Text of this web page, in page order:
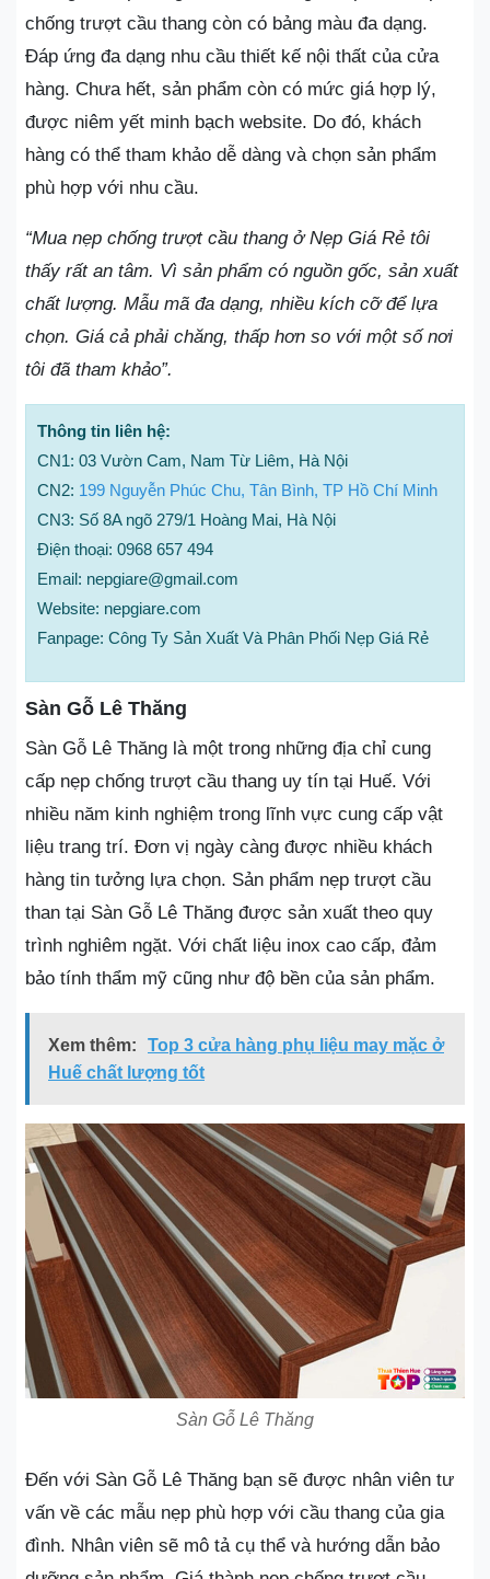
chống trượt cầu thang còn có bảng màu đa dạng.
Đáp ứng đa dạng nhu cầu thiết kế nội thất của cửa
hàng. Chưa hết, sản phẩm còn có mức giá hợp lý,
được niêm yết minh bạch website. Do đó, khách
hàng có thể tham khảo dễ dàng và chọn sản phẩm
phù hợp với nhu cầu.
“Mua nẹp chống trượt cầu thang ở Nẹp Giá Rẻ tôi
thấy rất an tâm. Vì sản phẩm có nguồn gốc, sản xuất
chất lượng. Mẫu mã đa dạng, nhiều kích cỡ để lựa
chọn. Giá cả phải chăng, thấp hơn so với một số nơi
tôi đã tham khảo”.
Thông tin liên hệ:
CN1: 03 Vườn Cam, Nam Từ Liêm, Hà Nội
CN2: 199 Nguyễn Phúc Chu, Tân Bình, TP Hồ Chí Minh
CN3: Số 8A ngõ 279/1 Hoàng Mai, Hà Nội
Điện thoại: 0968 657 494
Email: nepgiare@gmail.com
Website: nepgiare.com
Fanpage: Công Ty Sản Xuất Và Phân Phối Nẹp Giá Rẻ
Sàn Gỗ Lê Thăng
Sàn Gỗ Lê Thăng là một trong những địa chỉ cung
cấp nẹp chống trượt cầu thang uy tín tại Huế. Với
nhiều năm kinh nghiệm trong lĩnh vực cung cấp vật
liệu trang trí. Đơn vị ngày càng được nhiều khách
hàng tin tưởng lựa chọn. Sản phẩm nẹp trượt cầu
than tại Sàn Gỗ Lê Thăng được sản xuất theo quy
trình nghiêm ngặt. Với chất liệu inox cao cấp, đảm
bảo tính thẩm mỹ cũng như độ bền của sản phẩm.
Xem thêm:
Top 3 cửa hàng phụ liệu may mặc ở
Huế chất lượng tốt
Sàn Gỗ Lê Thăng
Đến với Sàn Gỗ Lê Thăng bạn sẽ được nhân viên tư
vấn về các mẫu nẹp phù hợp với cầu thang của gia
đình. Nhân viên sẽ mô tả cụ thể và hướng dẫn bảo